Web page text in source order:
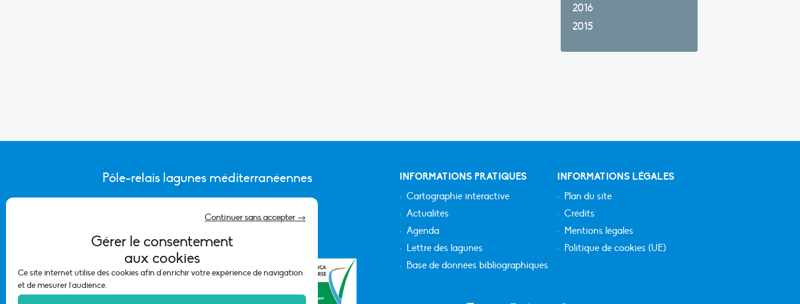
Gérer le consentement
aux cookies
Ce site internet utilise des cookies afin d'enrichir votre expérience de navigation
et de mesurer l'audience.
Continuer sans accepter →
2016
2015
Pôle-relais lagunes méditerranéennes
CONTACTER L’ÉQUIPE DU PÔLE
INFORMATIONS PRATIQUES
Cartographie interactive
Actualités
Agenda
Lettre des lagunes
Base de données bibliographiques
INFORMATIONS LÉGALES
Plan du site
Crédits
Mentions légales
Politique de cookies (UE)